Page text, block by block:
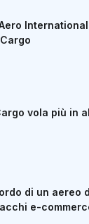
International
vola più in
di un aereo
e-